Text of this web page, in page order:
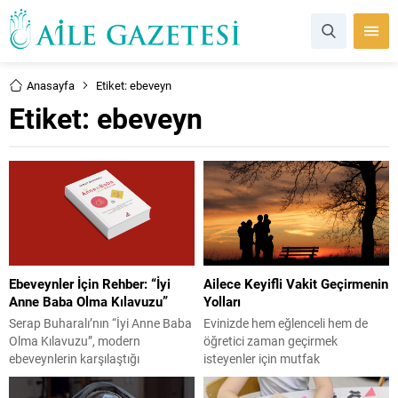
Anasayfa Etiket: ebeveyn
Etiket: ebeveyn
Ebeveynler İçin Rehber: “İyi
Anne Baba Olma Kılavuzu”
Serap Buharalı’nın “İyi Anne Baba
Olma Kılavuzu”, modern
ebeveynlerin karşılaştığı
zorluklara ışık tutan kapsamlı bir
rehber niteliğinde. Kitap, çocuk
Ailece Keyifli Vakit Geçirmenin
Yolları
Evinizde hem eğlenceli hem de
öğretici zaman geçirmek
isteyenler için mutfak
etkinliklerinden animasyon film
önerilerine, kutu oyunlarından